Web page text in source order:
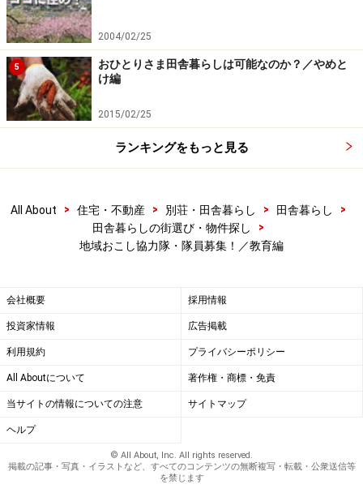
募集対象：概ね20歳以上50歳未満の人（性別は問いませ
ん）／地域活性化に関する行動に積極的に参加できる人
／普通自動車免許証を所有している人／パソコン（ワー
ド・エクセル）の操作ができる人／その他
給与など：月額166,000円／町営住宅又は空き家バンク
を斡旋（家賃上限 45,000 円／月)を町が助成／活動に使
用する車両とパソコン等事務機器については町が貸与／
他
隊員募集の詳細確認はココで＞＞広島県安芸太田町
人情豊かな田園都市で住民と一緒に地域の
将来を担う
活動内容：里山型子育て支援ひろばに関する運営事務・
講座企画等と多世代交流の企画／地域内情報誌の編集・
発行／農家レストランの企画・運営／郷土料理伝承事業
2004/02/25
5
おひとりさま田舎暮らしは可能なのか？／やめと
け編
2015/02/25
ランキングをもっと見る
All About > 住宅・不動産 > 別荘・田舎暮らし > 田舎暮らし
>
田舎暮らしの街選び・物件探し
>
地域おこし協力隊・隊員募集！／教育編
会社概要 採用情報
投資家情報 広告掲載
利用規約 プライバシーポリシー
All Aboutについて 著作権・商標・免責
当サイトの情報についての注意 サイトマップ
ヘルプ
© All About, Inc. All rights reserved.
掲載の記事・写真・イラストなど、すべてのコンテンツの無断複写・転載・公衆送信等
を禁じます